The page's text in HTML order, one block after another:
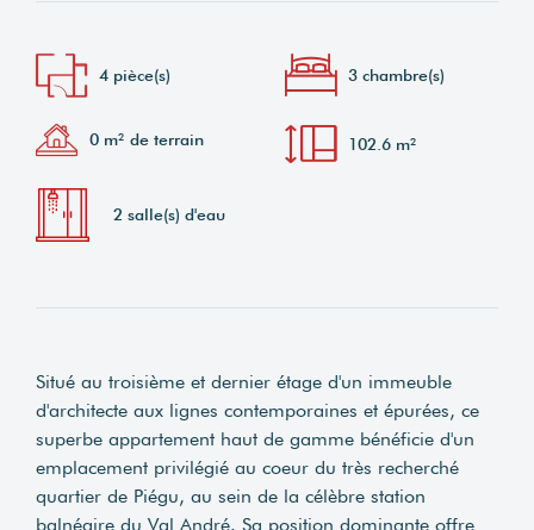
4 pièce(s) 3 chambre(s)
0 m² de terrain 102.6 m²
2 salle(s) d'eau
Situé au troisième et dernier étage d'un immeuble
d'architecte aux lignes contemporaines et épurées, ce
superbe appartement haut de gamme bénéficie d'un
emplacement privilégié au coeur du très recherché
quartier de Piégu, au sein de la célèbre station
balnéaire du Val André. Sa position dominante offre